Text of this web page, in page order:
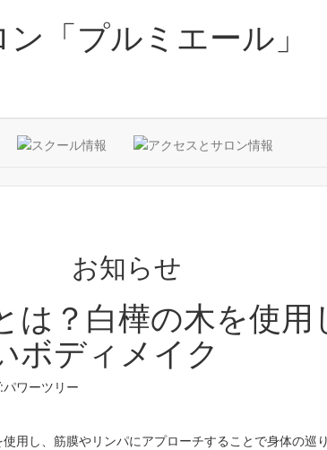
「プルミエール」
お知らせ
は？白樺の木を使用
ボディメイク
パワーツリー
用し、筋膜やリンパにアプローチすることで身体の巡